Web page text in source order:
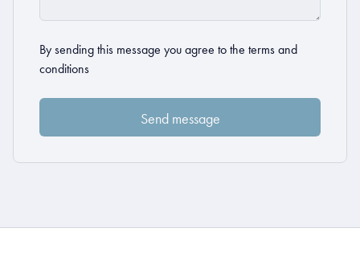
By sending this message you agree to the terms and
conditions